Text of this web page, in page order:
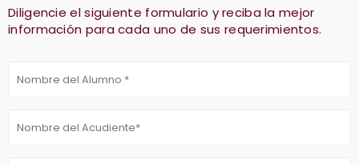
Diligencie el siguiente formulario y reciba la mejor
información para cada uno de sus requerimientos.